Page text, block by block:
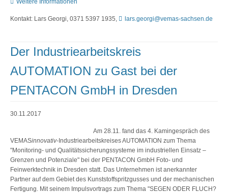
Kontakt: Lars Georgi, 0371 5397 1935, lars.georgi@vemas-sachsen.de
Der Industriearbeitskreis
AUTOMATION zu Gast bei der
PENTACON GmbH in Dresden
30.11.2017
Am 28.11. fand das 4. Kamingespräch des
VEMASinnovativ-Industriearbeitskreises AUTOMATION zum Thema
"Monitoring- und Qualitätssicherungssysteme im industriellen Einsatz –
Grenzen und Potenziale" bei der PENTACON GmbH Foto- und
Feinwerktechnik in Dresden statt. Das Unternehmen ist anerkannter
Partner auf dem Gebiet des Kunststoffspritzgusses und der mechanischen
Fertigung. Mit seinem Impulsvortrags zum Thema "SEGEN ODER FLUCH?